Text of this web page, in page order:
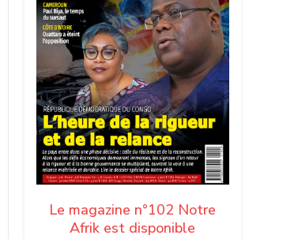
Le magazine n°102 Notre
Afrik est disponible